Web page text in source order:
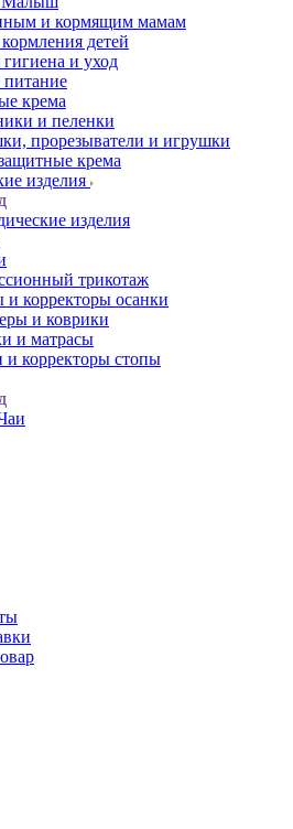
и кормящим мамам
детей
гигиена и уход
питание
крема
и пеленки
прорезыватели и игрушки
крема
изделия
изделия
трикотаж
и корректоры осанки
и коврики
и матрасы
и корректоры стопы